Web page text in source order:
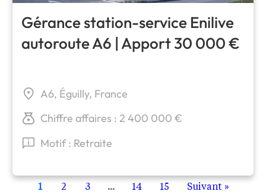
Gérance station-service Enilive
autoroute A6 | Apport 30 000 €
A6, Éguilly, France
Chiffre affaires : 2 400 000 €
Motif : Retraite
1 2 3 ... 14 15 Suivant »